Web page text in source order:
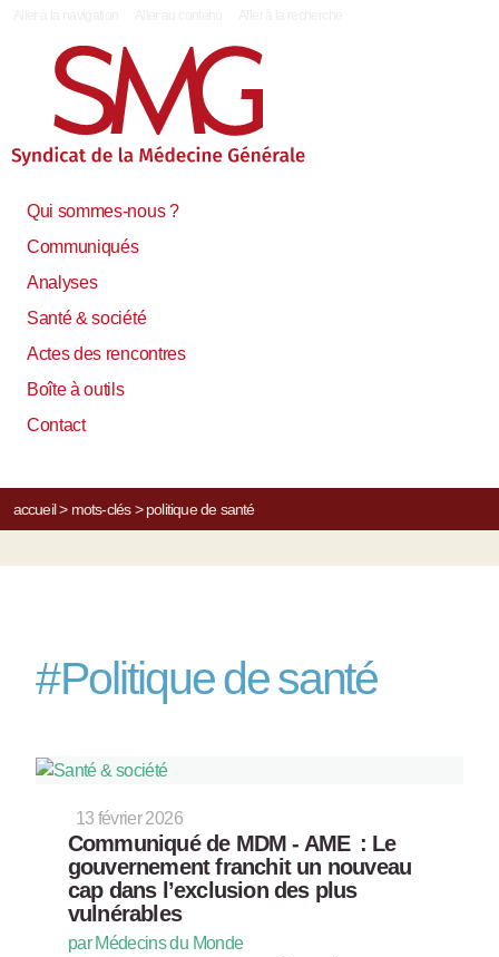
Qui sommes-nous ?
Communiqués
Analyses
Santé & société
Actes des rencontres
Boîte à outils
Contact
accueil> mots-clés> politique de santé
#Politique de santé
13 février 2026
Communiqué de MDM - AME : Le
gouvernement franchit un nouveau
cap dans l’exclusion des plus
vulnérables
par Médecins du Monde